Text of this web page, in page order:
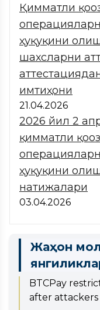
Қимматли
ҳуқуқини
шахсларни
имтиҳони
21.04.2026
2026 йил 2
қимматли
ҳуқуқини
натижалари
03.04.2026
Жаҳон
BTCPay
after